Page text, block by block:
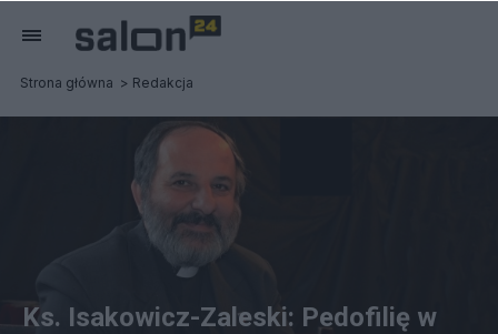
Strona główna Redakcja
Ks. Isakowicz-Zaleski: Pedofilię w